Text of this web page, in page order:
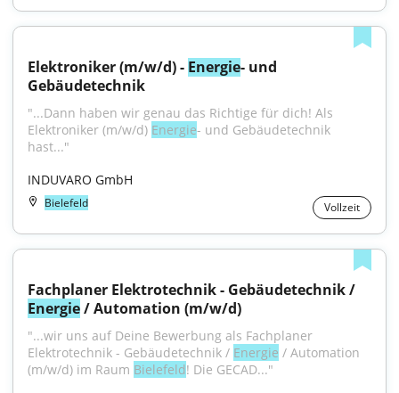
Elektroniker (m/w/d) - Energie- und
Gebäudetechnik
"...Dann haben wir genau das Richtige für dich! Als
Elektroniker (m/w/d) Energie- und Gebäudetechnik
hast..."
INDUVARO GmbH
Bielefeld Vollzeit
Energie / Automation (m/w/d)
"...wir uns auf Deine Bewerbung als Fachplaner
Elektrotechnik - Gebäudetechnik / Energie / Automation
(m/w/d) im Raum Bielefeld! Die GECAD..."